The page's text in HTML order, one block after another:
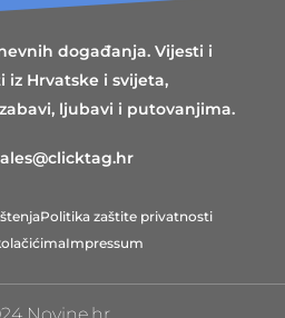
događanja. Vijesti i
iz Hrvatske i svijeta,
ljubavi i putovanjima.
Politika zaštite privatnosti
Impressum